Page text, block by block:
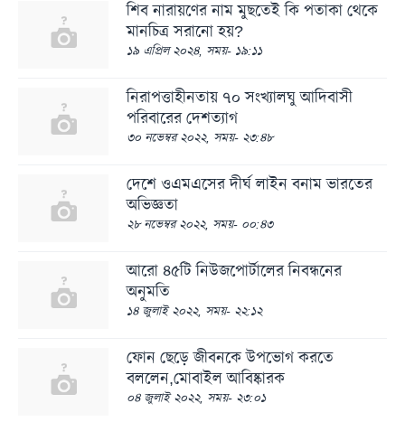
শিব নারায়ণের নাম মুছতেই কি পতাকা থেকে
মানচিত্র সরানো হয়?
১৯ এপ্রিল ২০২৪, সময়- ১৯:১১
নিরাপত্তাহীনতায় ৭০ সংখ্যালঘু আদিবাসী
পরিবারের দেশত্যাগ
৩০ নভেম্বর ২০২২, সময়- ২৩:৪৮
দেশে ওএমএসের দীর্ঘ লাইন বনাম ভারতের
অভিজ্ঞতা
২৮ নভেম্বর ২০২২, সময়- ০০:৪৩
আরো ৪৫টি নিউজপোর্টালের নিবন্ধনের
অনুমতি
১৪ জুলাই ২০২২, সময়- ২২:১২
ফোন ছেড়ে জীবনকে উপভোগ করতে
বললেন,মোবাইল আবিষ্কারক
০৪ জুলাই ২০২২, সময়- ২৩:০১